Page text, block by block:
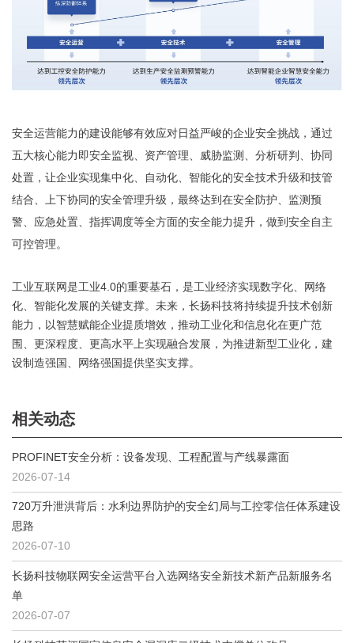
安全运营能力的建设能够有效应对日益严峻的企业安全挑战，通过
五大核心能力即安全监视、资产管理、威胁监测、分析研判、协同
处置，让企业实现集中化、自动化、智能化的安全技术升级和技管
结合、上下协同的安全管理升级，最终达到在安全防护、监测预
警、应急处置、指挥调度等全方面的安全能力提升，做到安全自主
可控管理。
工业互联网是工业4.0的重要基石，是工业经济实现数字化、网络
化、智能化发展的关键支撑。未来，长扬科技将持续提升技术创新
能力，以智慧赋能企业提质增效，推动工业化和信息化在更广范
围、更深程度、更高水平上实现融合发展，为推进新型工业化，建
设制造强国、网络强国提供坚实支撑。
相关动态
PROFINET安全分析：设备发现、工程配置与产线暴露面
2026-07-14
720万升泄洪背后：水利边界防护的安全幻局与工控零信任体系建设
思路
2026-07-10
长扬科技物联网安全运营平台入选网络安全新技术新产品新服务名
单
2026-07-07